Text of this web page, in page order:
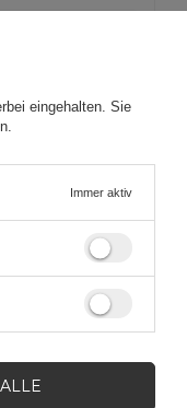
eingehalten. Sie
Immer aktiv